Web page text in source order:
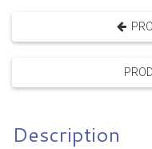
Description